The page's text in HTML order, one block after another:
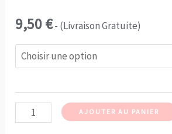
9,50€- (Livraison Gratuite)
quantité
AJOUTER AU PANIER